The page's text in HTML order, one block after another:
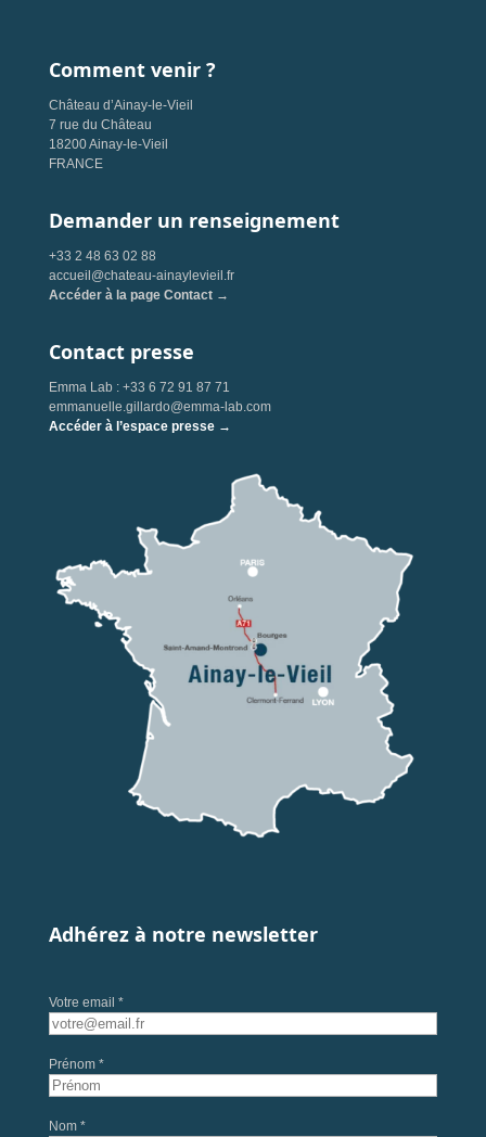
Comment venir ?
Château d’Ainay-le-Vieil
7 rue du Château
18200 Ainay-le-Vieil
FRANCE
Demander un renseignement
+33 2 48 63 02 88
accueil@chateau-ainaylevieil.fr
Accéder à la page Contact →
Contact presse
Emma Lab : +33 6 72 91 87 71
emmanuelle.gillardo@emma-lab.com
Accéder à l’espace presse →
Adhérez à notre newsletter
Votre email *
Prénom *
Nom *